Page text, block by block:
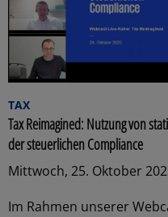
TAX
Tax Reimagined: Nutzung von
der steuerlichen Compliance
Mittwoch, 25. Oktober
Im Rahmen unserer